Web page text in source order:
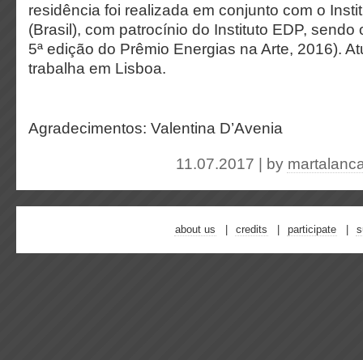
residência foi realizada em conjunto com o
(Brasil), com patrocínio do Instituto EDP, sendo
5ª edição do Prêmio Energias na Arte, 2016).
trabalha em Lisboa.
Agradecimentos: Valentina D’Avenia
11.07.2017 | by
about us credits participate